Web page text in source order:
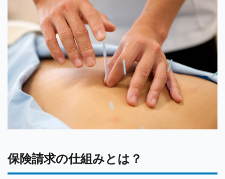
保険請求の仕組みとは？